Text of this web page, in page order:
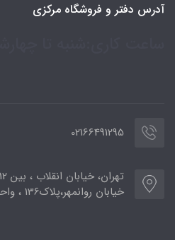
آدرس دفتر و فروشگاه مرکزی
02166491295
خیابان روانمهر،پلاک136 ، واحد1